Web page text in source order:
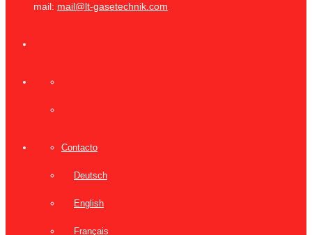
mail: mail@lt-gasetechnik.com
Contacto
Deutsch
English
Français